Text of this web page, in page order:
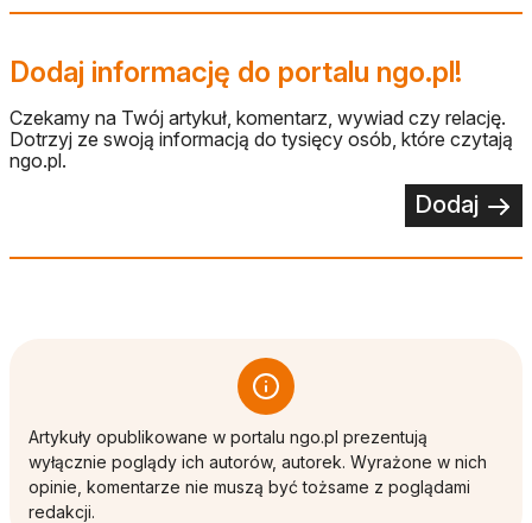
Dodaj informację do portalu ngo.pl!
Czekamy na Twój artykuł, komentarz, wywiad czy relację.
Dotrzyj ze swoją informacją do tysięcy osób, które czytają
ngo.pl.
Dodaj
Artykuły opublikowane w portalu ngo.pl prezentują
wyłącznie poglądy ich autorów, autorek. Wyrażone w nich
opinie, komentarze nie muszą być tożsame z poglądami
redakcji.